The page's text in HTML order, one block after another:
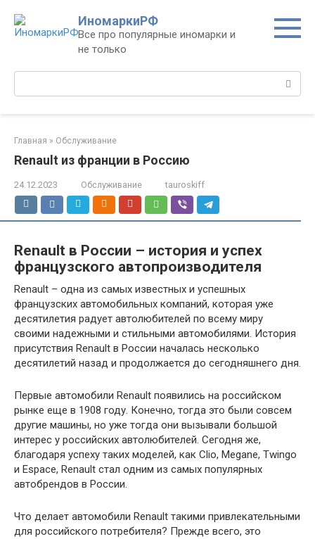
контенту
ИномаркиРФ
Все про популярные иномарки и
не только
Поиск:
Главная » Обслуживание
Renault из франции в Россию
24.12.2023 Обслуживание tauroskiff
Renault в России – история и успех
французского автопроизводителя
Renault – одна из самых известных и успешных
французских автомобильных компаний, которая уже
десятилетия радует автолюбителей по всему миру
своими надежными и стильными автомобилями. История
присутствия Renault в России началась несколько
десятилетий назад и продолжается до сегодняшнего дня.
Первые автомобили Renault появились на российском
рынке еще в 1908 году. Конечно, тогда это были совсем
другие машины, но уже тогда они вызывали большой
интерес у российских автолюбителей. Сегодня же,
благодаря успеху таких моделей, как Clio, Megane, Twingo
и Espace, Renault стал одним из самых популярных
автобрендов в России.
Что делает автомобили Renault такими привлекательными
для российского потребителя? Прежде всего, это